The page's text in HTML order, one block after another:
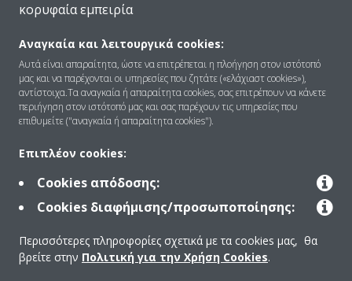
Ποιοι είμαστε
Λύσεις
Επικοινωνία
Products
κορυφαία εμπειρία
Αναγκαία και λειτουργικά cookies:
Αυτά είναι απαραίτητα, ώστε να επιτρέπεται η πλοήγηση στον ιστότοπό
μας και να παρέχονται οι υπηρεσίες που ζητάτε («ελάχιαστ cookies»),
αντίστοιχα.Τα αναγκαία ή απαραίτητα cookies, σας επιτρέπουν να κάνετε
περιήγηση στον ιστότοπό μας και σας παρέχουν τις υπηρεσίες που
επιθυμείτε ("αναγκαία ή απαραίτητα cookies").
Επιπλέον cookies:
Cookies απόδοσης:
Cookies διαφήμισης/προσωποποίησης:
Περισσότερες πληροφορίες σχετικά με τα cookies μας, θα
βρείτε στην Πολιτική για την Χρήση Cookies.